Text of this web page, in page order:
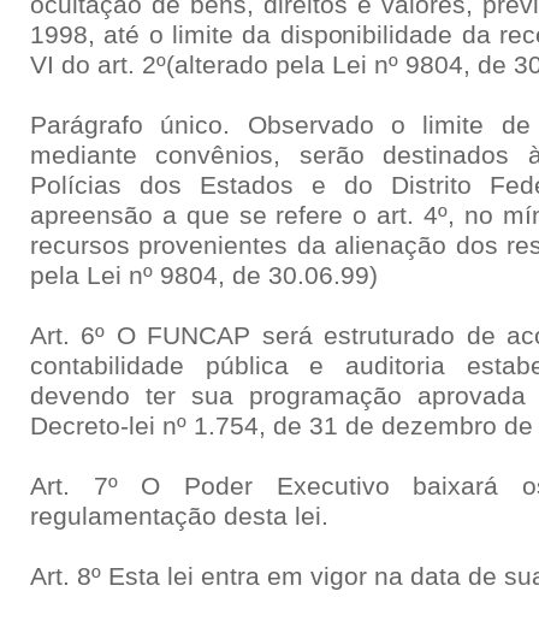
1998, até o limite da disponibilidade da
VI do art. 2º(alterado pela Lei nº 9804, de
Parágrafo único. Observado o limite
mediante convênios, serão
Polícias dos Estados e do Distrito
apreensão a que se refere o art. 4º, no
recursos provenientes da alienação dos
pela Lei nº 9804, de 30.06.99)
Art. 6º O FUNCAP será estruturado de
contabilidade pública e auditoria
devendo ter sua programação
Decreto-lei nº 1.754, de 31 de dezembro
Art. 7º O Poder Executivo baixará
regulamentação desta lei.
Art. 8º Esta lei entra em vigor na data de